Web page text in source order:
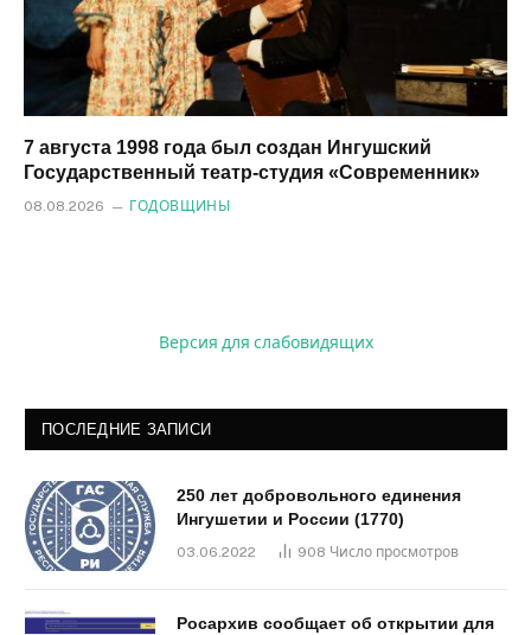
7 августа 1998 года был создан Ингушский
Государственный театр-студия «Современник»
08.08.2026 ГОДОВЩИНЫ
Версия для слабовидящих
ПОСЛЕДНИЕ ЗАПИСИ
250 лет добровольного единения
Ингушетии и России (1770)
03.06.2022 908 Число просмотров
Росархив сообщает об открытии для